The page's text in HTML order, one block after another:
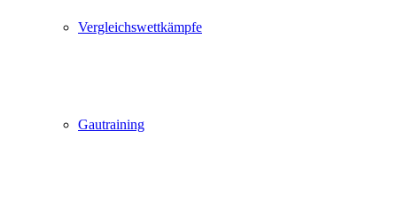
Vergleichswettkämpfe
Gautraining